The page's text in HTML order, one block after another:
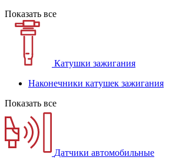
Показать все
Катушки зажигания
Наконечники катушек зажигания
Показать все
Датчики автомобильные